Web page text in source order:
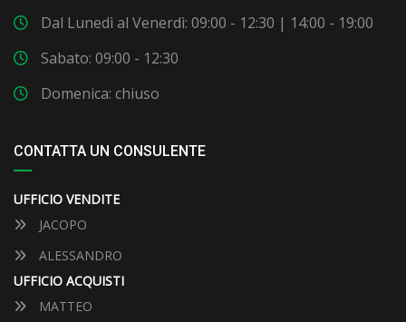
Dal Lunedì al Venerdì: 09:00 - 12:30 | 14:00 - 19:00
Sabato: 09:00 - 12:30
Domenica: chiuso
CONTATTA UN CONSULENTE
UFFICIO VENDITE
JACOPO
ALESSANDRO
UFFICIO ACQUISTI
MATTEO